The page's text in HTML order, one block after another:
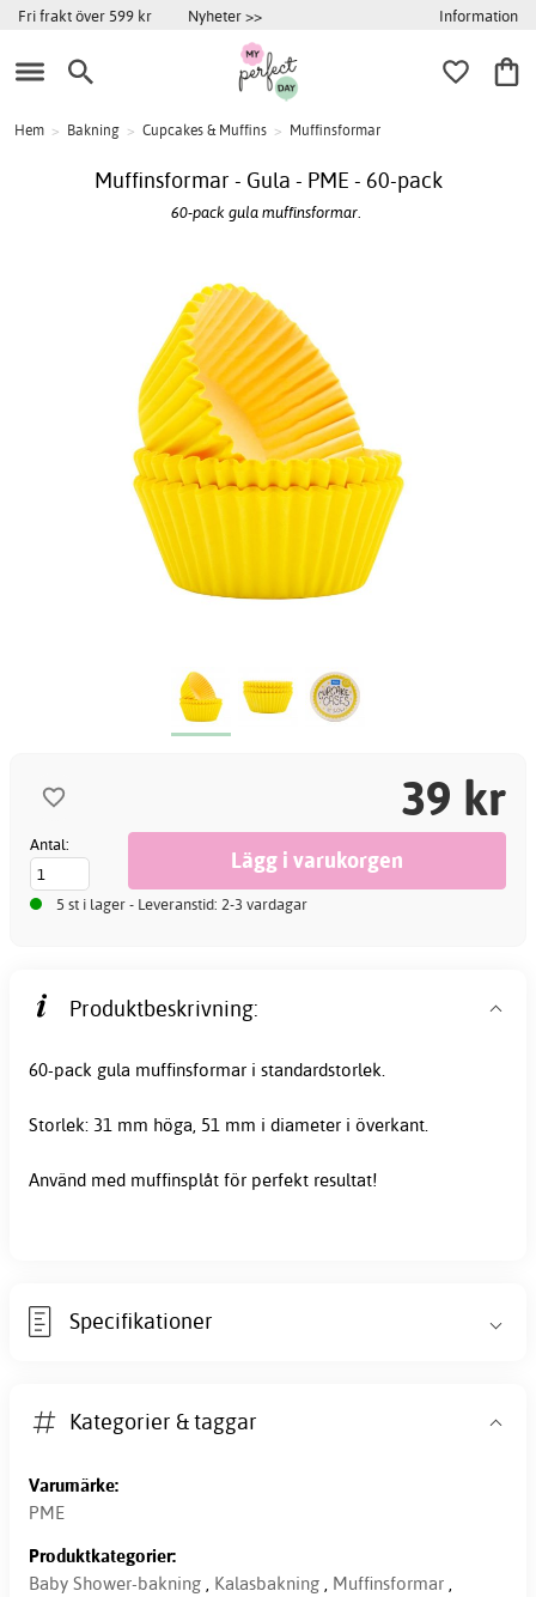
Fri frakt över 599 kr Nyheter >> Information
Hem > Bakning > Cupcakes & Muffins > Muffinsformar
Muffinsformar - Gula - PME - 60-pack
60-pack gula muffinsformar.
39 kr
Antal:
5 st i lager - Leveranstid: 2-3 vardagar
Produktbeskrivning:
60-pack gula muffinsformar i standardstorlek.
Storlek: 31 mm höga, 51 mm i diameter i överkant.
Använd med muffinsplåt för perfekt resultat!
Specifikationer
Kategorier & taggar
Varumärke:
PME
Produktkategorier:
Baby Shower-bakning , Kalasbakning , Muffinsformar ,